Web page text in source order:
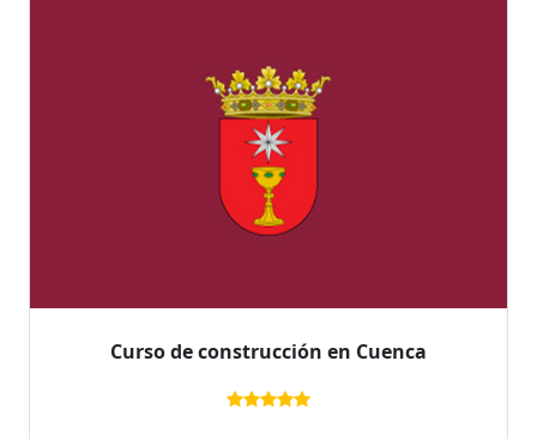
Curso de construcción en Cuenca